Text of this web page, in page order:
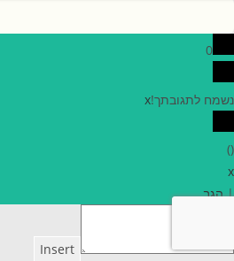
0
נשמח לתגובתך!x
(
)
x
|הגב
Insert